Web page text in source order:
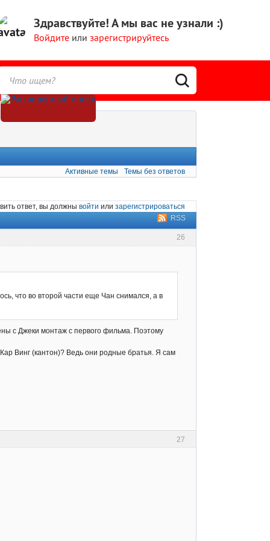
Здравствуйте!А мы вас не узнали :)
Войдите или зарегистрируйтесь
Активные темы Темы без ответов
ответ, вы должны войти или зарегистрироваться
RSS
26
что во второй части еще Чан снимался, а в
с Джеки монтаж с первого фильма. Поэтому
Винг (кантон)? Ведь они родные братья. Я сам
27